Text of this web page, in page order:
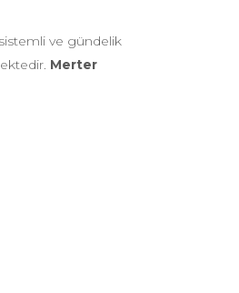
ve gündelik
Merter